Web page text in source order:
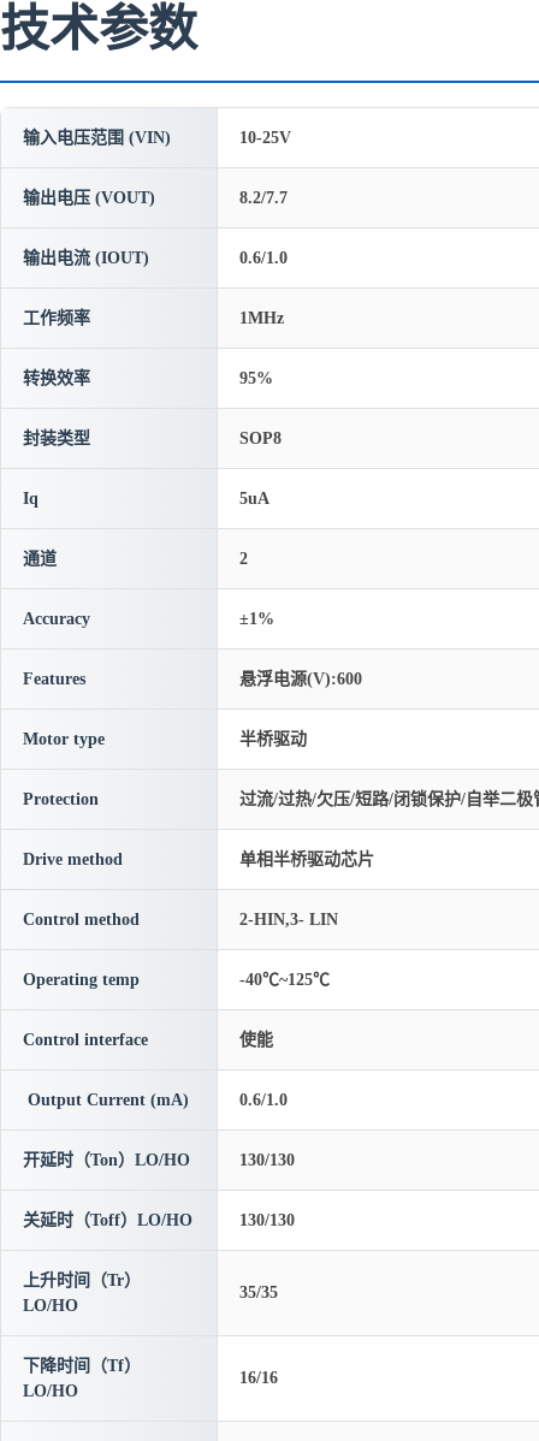
技术参数
输入电压范围 (VIN) 10-25V
输出电压 (VOUT) 8.2/7.7
输出电流 (IOUT) 0.6/1.0
工作频率 1MHz
转换效率 95%
封装类型 SOP8
Iq 5uA
通道 2
Accuracy ±1%
Features 悬浮电源(V):600
Motor type 半桥驱动
Protection 过流/过热/欠压/短路/闭锁保护/自举二极
Drive method 单相半桥驱动芯片
Control method 2-HIN,3- LIN
Operating temp -40℃~125℃
Control interface 使能
Output Current (mA) 0.6/1.0
开延时（Ton）LO/HO 130/130
关延时（Toff）LO/HO 130/130
上升时间（Tr）
LO/HO
35/35
下降时间（Tf）
LO/HO
16/16